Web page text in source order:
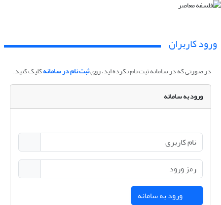
ورود کاربران
در صورتی که در سامانه ثبت نام نکرده اید، رویثبت نام در سامانهکلیک کنید.
ورود به سامانه
ورود به سامانه